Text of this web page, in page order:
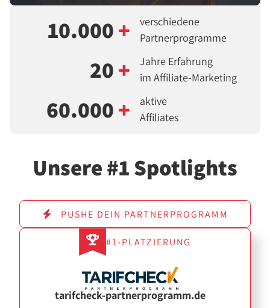
10.000+
verschiedene
Partnerprogramme
20+
Jahre Erfahrung
im Affiliate-Marketing
60.000+
aktive
Affiliates
Unsere #1 Spotlights
PUSHE DEIN PARTNERPROGRAMM
#1-PLATZIERUNG
tarifcheck-partnerprogramm.de